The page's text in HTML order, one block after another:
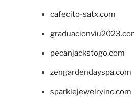
cafecito-satx.com
pecanjackstogo.com
zengardendayspa.com
sparklejewelryinc.com